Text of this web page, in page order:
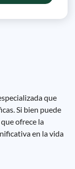
que
Si bien puede
ofrece la
en la vida